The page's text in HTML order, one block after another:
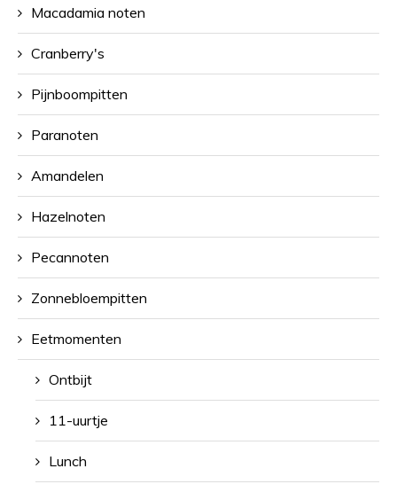
Macadamia noten
Cranberry's
Pijnboompitten
Paranoten
Amandelen
Hazelnoten
Pecannoten
Zonnebloempitten
Eetmomenten
Ontbijt
11-uurtje
Lunch